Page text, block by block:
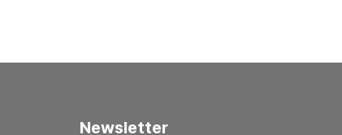
newsletter